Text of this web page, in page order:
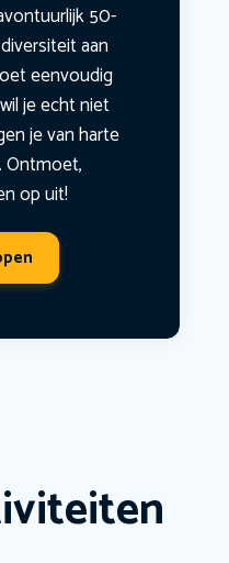
50-
aan
eenvoudig
je echt niet
je van harte
Ontmoet,
op uit!